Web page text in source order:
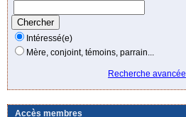
Intéressé(e)
Mère, conjoint, témoins, parrain...
Recherche avancée
Accès membres